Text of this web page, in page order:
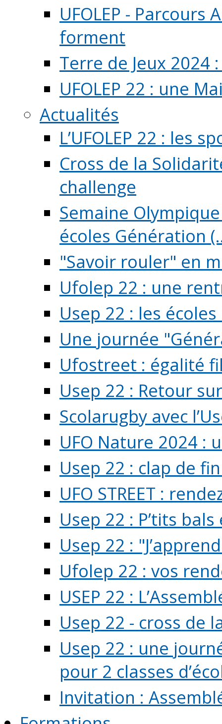
UFOLEP -
forment
Terre de Jeux 2024
UFOLEP 22 : une
Actualités
L’UFOLEP 22 : les
Cross de la
challenge
Semaine
écoles Génération
"Savoir rouler" en
Ufolep 22 : une
Usep 22 : les
Une journée
Ufostreet : égalité
Usep 22 : Retour
Scolarugby avec
UFO Nature 2024 :
Usep 22 : clap de
UFO STREET :
Usep 22 : P’tits
Usep 22 :
Ufolep 22 : vos
USEP 22 :
Usep 22 - cross de
Usep 22 : une
pour 2 classes
Invitation :